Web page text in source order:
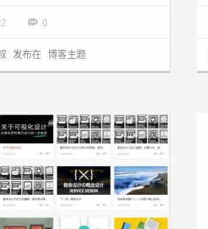
 0
发布在 博客主题